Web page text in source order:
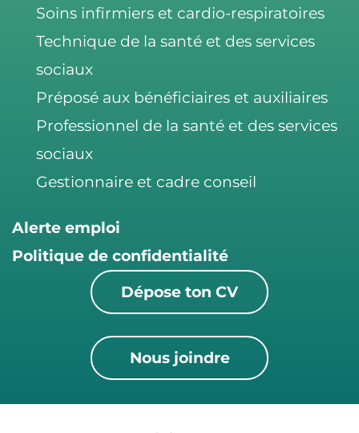
Soins infirmiers et cardio-respiratoires
Technique de la santé et des services
sociaux
Préposé aux bénéficiaires et auxiliaires
Professionnel de la santé et des services
sociaux
Gestionnaire et cadre conseil
Alerte emploi
Politique de confidentialité
Dépose ton CV
Nous joindre